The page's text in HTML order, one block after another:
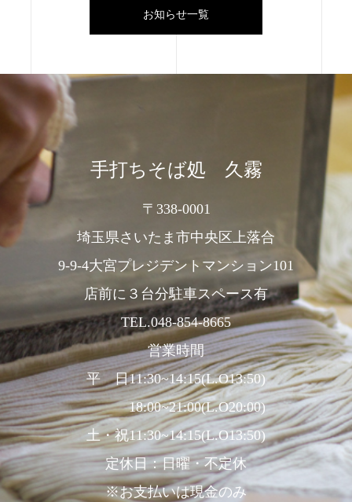
お知らせ一覧
手打ちそば処 久霧
〒338-0001
埼玉県さいたま市中央区上落合
9-9-4大宮プレジデントマンション101
店前に３台分駐車スペース有
TEL.048-854-8665
営業時間
平 日11:30~14:15(L.O13:50)
18:00~21:00(L.O20:00)
土・祝11:30~14:15(L.O13:50)
定休日：日曜・不定休
※お支払いは現金のみ